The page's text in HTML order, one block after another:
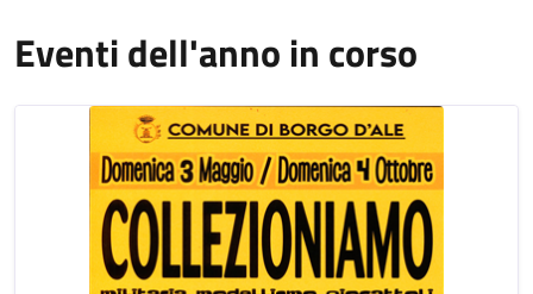
Eventi dell'anno in corso